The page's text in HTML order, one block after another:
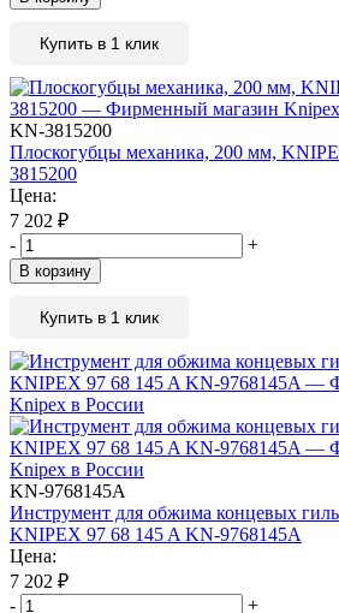
Купить в 1 клик
KN-3815200
Плоскогубцы механика, 200 мм,
3815200
Цена:
7 202 ₽
-
+
В корзину
Купить в 1 клик
KN-9768145A
Инструмент для обжима концевых
KNIPEX 97 68 145 A KN-9768145A
Цена:
7 202 ₽
-
+